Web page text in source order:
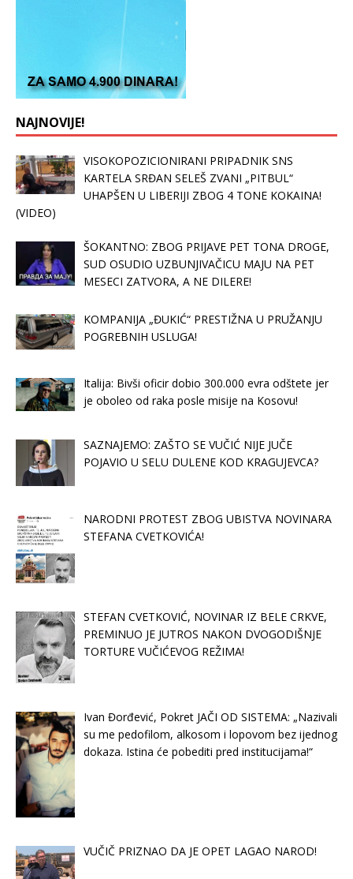
NAJNOVIJE!
VISOKOPOZICIONIRANI PRIPADNIK SNS
KARTELA SRĐAN SELEŠ ZVANI „PITBUL“
UHAPŠEN U LIBERIJI ZBOG 4 TONE KOKAINA!
(VIDEO)
ŠOKANTNO: ZBOG PRIJAVE PET TONA DROGE,
SUD OSUDIO UZBUNJIVAČICU MAJU NA PET
MESECI ZATVORA, A NE DILERE!
KOMPANIJA „ĐUKIĆ“ PRESTIŽNA U PRUŽANJU
POGREBNIH USLUGA!
Italija: Bivši oficir dobio 300.000 evra odštete jer
je oboleo od raka posle misije na Kosovu!
SAZNAJEMO: ZAŠTO SE VUČIĆ NIJE JUČE
POJAVIO U SELU DULENE KOD KRAGUJEVCA?
NARODNI PROTEST ZBOG UBISTVA NOVINARA
STEFANA CVETKOVIĆA!
STEFAN CVETKOVIĆ, NOVINAR IZ BELE CRKVE,
PREMINUO JE JUTROS NAKON DVOGODIŠNJE
TORTURE VUČIĆEVOG REŽIMA!
Ivan Đorđević, Pokret JAČI OD SISTEMA: „Nazivali
su me pedofilom, alkosom i lopovom bez ijednog
dokaza. Istina će pobediti pred institucijama!“
VUČIČ PRIZNAO DA JE OPET LAGAO NAROD!